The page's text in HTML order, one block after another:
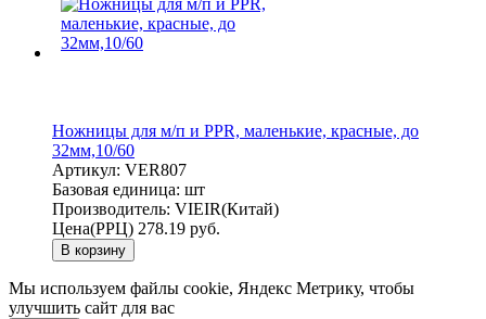
Ножницы для м/п и PPR, маленькие, красные, до
32мм,10/60
Артикул: VER807
Базовая единица: шт
Производитель: VIEIR(Китай)
Цена(РРЦ) 278.19 руб.
В корзину
Мы используем файлы cookie, Яндекс Метрику, чтобы
улучшить сайт для вас